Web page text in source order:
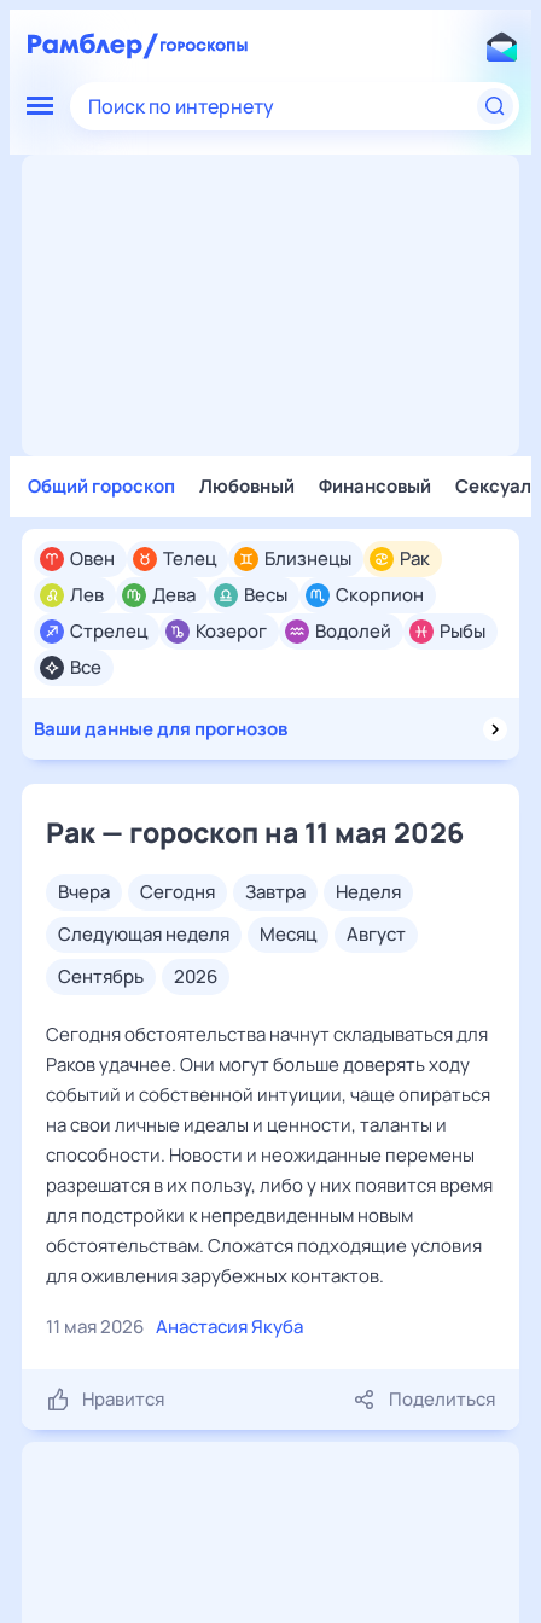
Поиск по интернету
Общий гороскоп Любовный Финансовый
Все
Овен Телец Близнецы
Рак
Лев
Дева Весы
Скорпион
Стрелец
Козерог Водолей Рыбы
Ваши данные для прогнозов
Рак — гороскоп на 11 мая 2026
вчера сегодня завтра
неделя
следующая неделя
месяц
август
сентябрь
2026
Сегодня обстоятельства начнут складываться для
Раков удачнее. Они могут больше доверять ходу
событий и собственной интуиции, чаще опираться
на свои личные идеалы и ценности, таланты и
способности. Новости и неожиданные перемены
разрешатся в их пользу, либо у них появится время
для подстройки к непредвиденным новым
обстоятельствам. Сложатся подходящие условия
для оживления зарубежных контактов.
11 мая 2026 Анастасия Якуба
Нравится Поделиться